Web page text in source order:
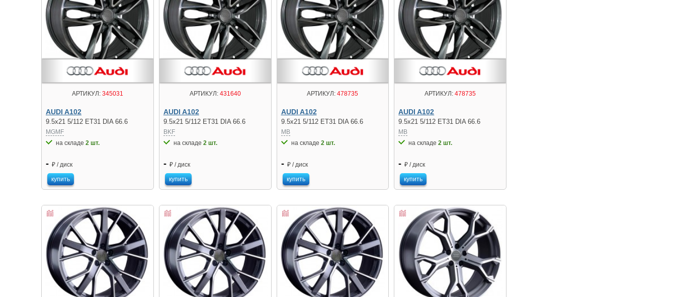
АРТИКУЛ:345031
AUDI A102
9.5x21 5/112 ET31 DIA 66.6
MGMF
на складе 2 шт.
- ₽ / диск
купить
АРТИКУЛ:431640
AUDI A102
9.5x21 5/112 ET31 DIA 66.6
BKF
на складе 2 шт.
- ₽ / диск
купить
АРТИКУЛ: 478735
AUDI A102
9.5x21 5/112 ET31 DIA 66.6
MB
на складе 2 шт.
- ₽ / диск
купить
АРТИКУЛ: 478735
AUDI A102
9.5x21 5/112 ET31 DIA 66.6
MB
на складе2 шт.
- ₽ / диск
купить